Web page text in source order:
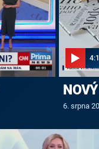
6. srpna